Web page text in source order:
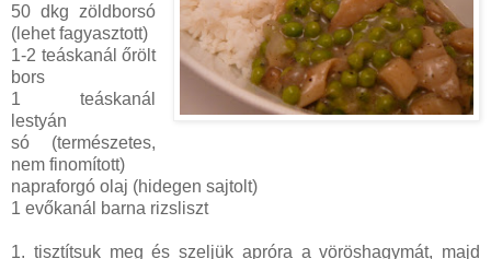
50 dkg zöldborsó
(lehet fagyasztott)
1-2 teáskanál őrölt
bors
1 teáskanál
lestyán
só (természetes,
nem finomított)
napraforgó olaj (hidegen sajtolt)
1 evőkanál barna rizsliszt
1. tisztítsuk meg és szeljük apróra a vöröshagymát, majd